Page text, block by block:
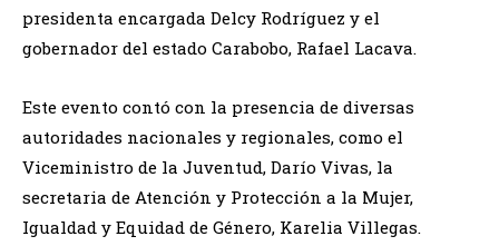
presidenta encargada Delcy Rodríguez y el
gobernador del estado Carabobo, Rafael Lacava.
Este evento contó con la presencia de diversas
autoridades nacionales y regionales, como el
Viceministro de la Juventud, Darío Vivas, la
secretaria de Atención y Protección a la Mujer,
Igualdad y Equidad de Género, Karelia Villegas.